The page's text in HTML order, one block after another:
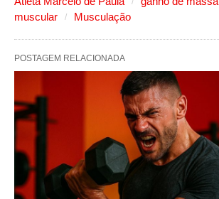
muscular
Musculação
POSTAGEM RELACIONADA